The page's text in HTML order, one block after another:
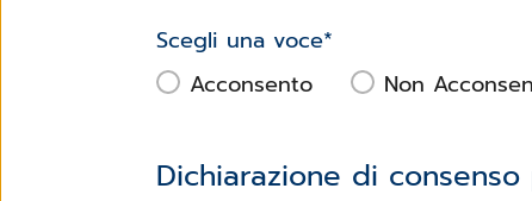
Scegli una voce*
Acconsento
Non
Dichiarazione di